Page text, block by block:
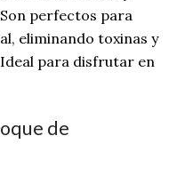
perfectos para
eliminando toxinas y
para disfrutar en
de